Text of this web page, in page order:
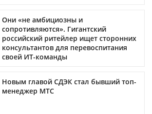
Они «не амбициозны и
сопротивляются». Гигантский
российский ритейлер ищет сторонних
консультантов для перевоспитания
своей ИТ-команды
Новым главой СДЭК стал бывший топ-
менеджер МТС